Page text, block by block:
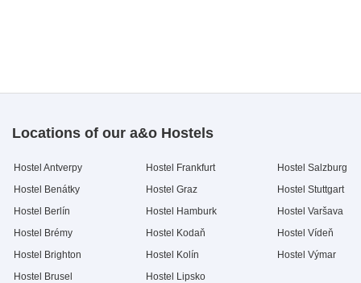
Locations of our a&o Hostels
Hostel Antverpy
Hostel Benátky
Hostel Berlín
Hostel Brémy
Hostel Brighton
Hostel Brusel
Hostel Frankfurt
Hostel Graz
Hostel Hamburk
Hostel Kodaň
Hostel Kolín
Hostel Lipsko
Hostel Salzburg
Hostel Stuttgart
Hostel Varšava
Hostel Vídeň
Hostel Výmar